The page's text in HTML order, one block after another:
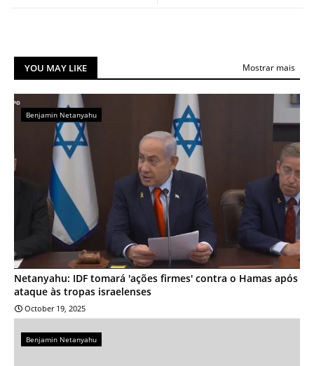
YOU MAY LIKE Mostrar mais
Benjamin Netanyahu
Netanyahu: IDF tomará 'ações firmes' contra o Hamas após
ataque às tropas israelenses
October 19, 2025
Benjamin Netanyahu